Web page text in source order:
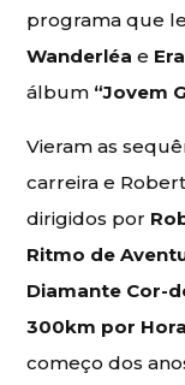
programa que
Wanderléa e
álbum “Jovem
Vieram as
carreira e
dirigidos por
Ritmo de
Diamante Cor-
300km por
começo dos